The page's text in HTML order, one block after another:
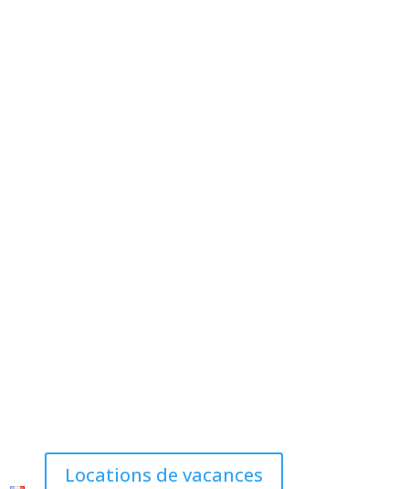
Locations de vacances